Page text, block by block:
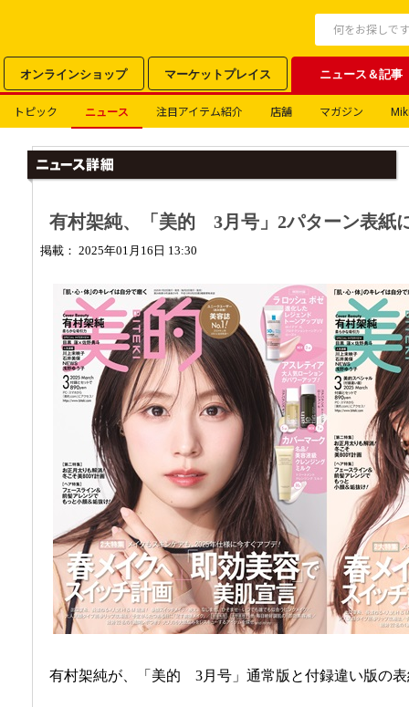
オンラインショップ マーケットプレイス ニュース＆記事
トピック ニュース 注目アイテム紹介 店舗 マガジン
有村架純、「美的 3月号」2パターン表紙
掲載： 2025年01月16日 13:30
有村架純が、「美的 3月号」通常版と付録違い版の